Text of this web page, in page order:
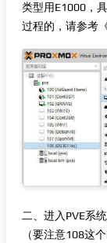
类型用E1000，
过程的，请参考
二、进入PVE系
（要注意108这